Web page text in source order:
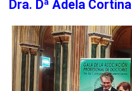
Dra. Dª Adela Cortina